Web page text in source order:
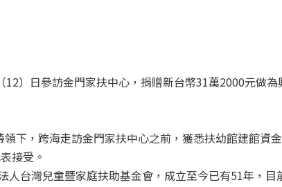
）日參訪金門家扶中心，捐贈新台幣31萬2000元做
下，跨海走訪金門家扶中心之前，獲悉扶幼館建館資
接受。
人台灣兒童暨家庭扶助基金會，成立至今已有51年，